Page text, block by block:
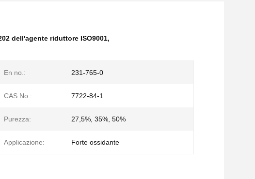
dell'agente riduttore ISO9001,
En no.: 231-765-0
CAS No.: 7722-84-1
Purezza: 27,5%, 35%, 50%
Applicazione: Forte ossidante